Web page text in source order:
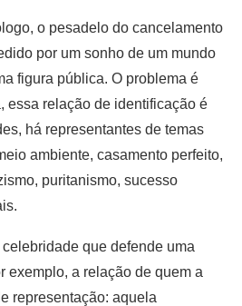
o pesadelo do cancelamento
por um sonho de um mundo
figura pública. O problema é
essa relação de identificação é
há representantes de temas
ambiente, casamento perfeito,
puritanismo, sucesso
que defende uma
exemplo, a relação de quem a
representação: aquela